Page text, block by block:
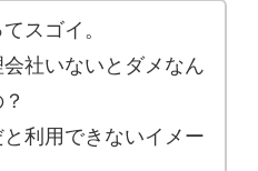
スゴイ。
社いないとダメなん
利用できないイメー